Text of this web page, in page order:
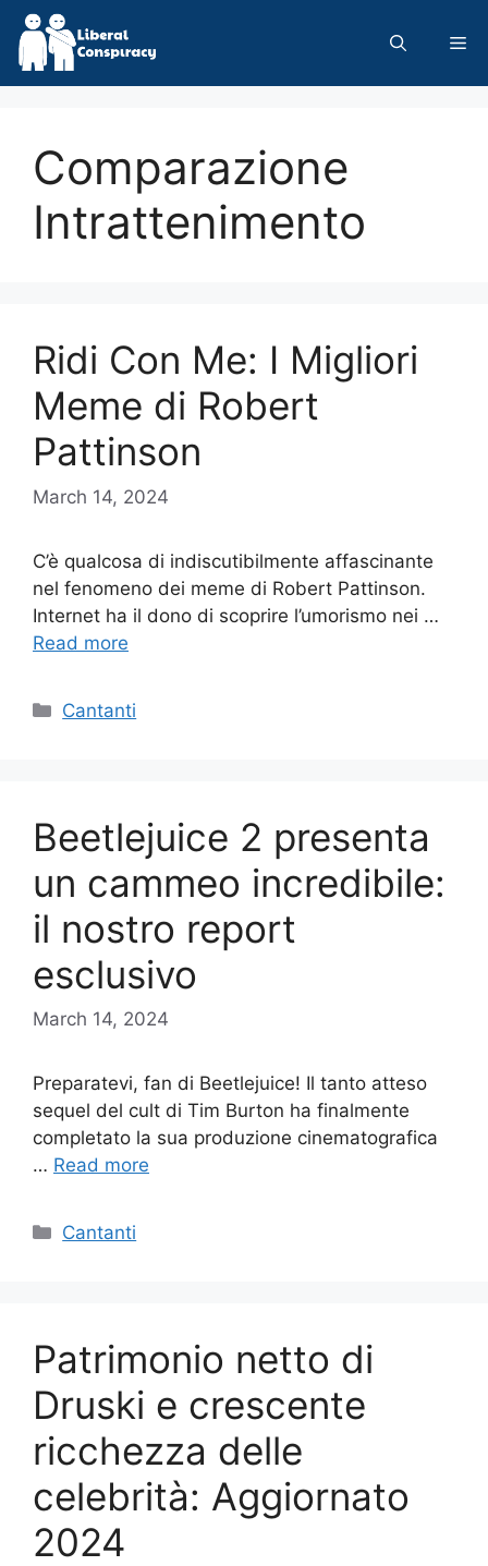
Skip
content
Comparazione
Intrattenimento
Ridi Con Me: I Migliori
Meme di Robert
Pattinson
March 14, 2024
C’è qualcosa di indiscutibilmente affascinante
nel fenomeno dei meme di Robert Pattinson.
Internet ha il dono di scoprire l’umorismo nei …
Read more
Categories
Cantanti
Beetlejuice 2 presenta
un cammeo incredibile:
il nostro report
esclusivo
March 14, 2024
Preparatevi, fan di Beetlejuice! Il tanto atteso
sequel del cult di Tim Burton ha finalmente
completato la sua produzione cinematografica
… Read more
Categories
Cantanti
Patrimonio netto di
Druski e crescente
ricchezza delle
celebrità: Aggiornato
2024